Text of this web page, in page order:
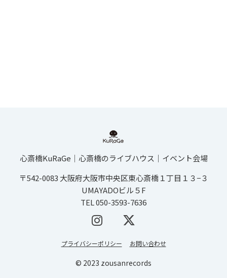
心斎橋KuRaGe│心斎橋のライブハウス│イベント会場
〒542-0083 大阪府大阪市中央区東心斎橋１丁目１３−３
UMAYADOビル５F
TEL 050-3593-7636
プライバシーポリシー お問い合わせ
© 2023 zousanrecords